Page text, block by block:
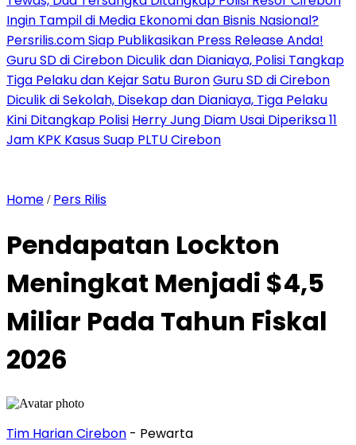
Ingin Tampil di Media Ekonomi dan Bisnis Nasional?
Persrilis.com Siap Publikasikan Press Release Anda!
Guru SD di Cirebon Diculik dan Dianiaya, Polisi Tangkap
Tiga Pelaku dan Kejar Satu BuronGuru SD di Cirebon
Diculik di Sekolah, Disekap dan Dianiaya, Tiga Pelaku
Kini Ditangkap Polisi Herry Jung Diam Usai Diperiksa 11
Jam KPK Kasus Suap PLTU Cirebon
Home / Pers Rilis
Pendapatan Lockton
Meningkat Menjadi $4,5
Miliar Pada Tahun Fiskal
2026
Tim Harian Cirebon - Pewarta